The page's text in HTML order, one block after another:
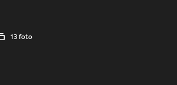
13 foto